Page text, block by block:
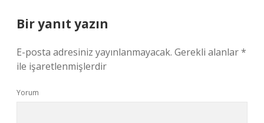
Bir yanıt yazın
E-posta adresiniz yayınlanmayacak. Gerekli alanlar*
ile işaretlenmişlerdir
Yorum